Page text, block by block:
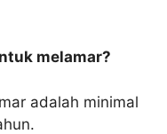
melamar?
adalah minimal